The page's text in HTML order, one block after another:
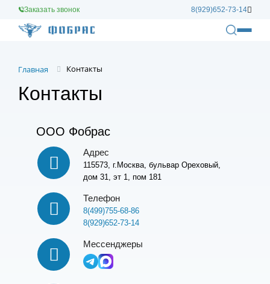
8(929)652-73-14
Заказать звонок
Главная Контакты
Контакты
ООО Фобрас
Адрес
115573, г.Москва, бульвар Ореховый,
дом 31, эт 1, пом 181
Телефон
8(499)755-68-86
8(929)652-73-14
Мессенджеры